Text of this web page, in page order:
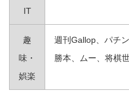
IT
趣
味・
娯楽
週刊Gallop、パチ
勝本、ムー、将棋